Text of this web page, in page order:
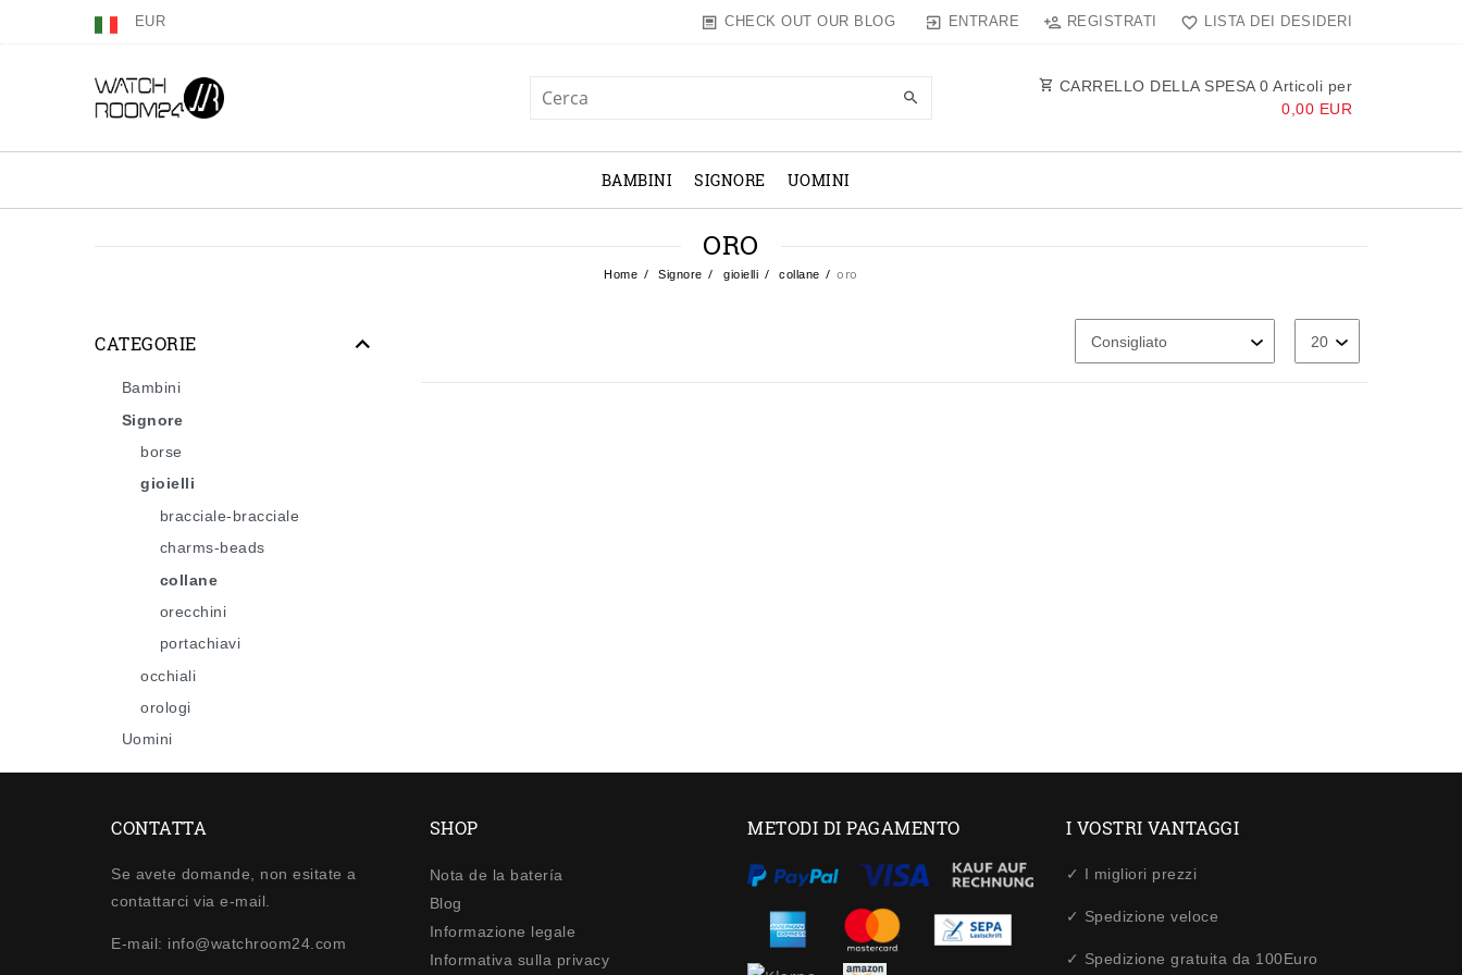
EUR CHECK OUT OUR BLOG ENTRARE REGISTRATI LISTA DEI DESIDERI
CARRELLO DELLA SPESA 0 Articoli per
0,00 EUR
BAMBINI SIGNORE UOMINI
ORO
Home Signore gioielli collane oro
CATEGORIE
Bambini
Signore
borse
gioielli
bracciale-bracciale
charms-beads
collane
orecchini
portachiavi
occhiali
orologi
Uomini
CONTATTA
Se avete domande, non esitate a
contattarci via e-mail.
E-mail: info@watchroom24.com
SHOP
Nota de la batería
Blog
Informazione legale
Informativa sulla privacy
METODI DI PAGAMENTO I VOSTRI VANTAGGI
✓ I migliori prezzi
✓ Spedizione veloce
✓ Spedizione gratuita da 100Euro